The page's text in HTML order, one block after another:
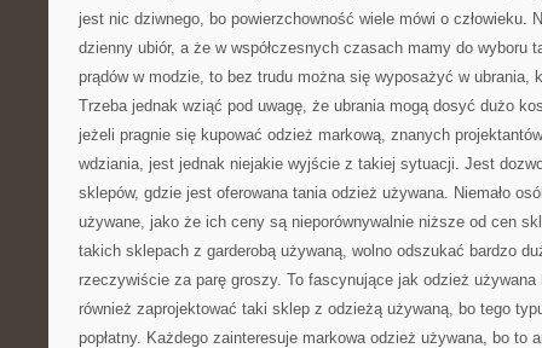
jest nic dziwnego, bo powierzchowność wiele mówi o człowieku.
dzienny ubiór, a że w współczesnych czasach mamy do wyboru
prądów w modzie, to bez trudu można się wyposażyć w ubrania,
Trzeba jednak wziąć pod uwagę, że ubrania mogą dosyć dużo
jeżeli pragnie się kupować odzież markową, znanych
wdziania, jest jednak niejakie wyjście z takiej sytuacji. Jest
sklepów, gdzie jest oferowana tania odzież używana. Niemało
używane, jako że ich ceny są nieporównywalnie niższe od cen
takich sklepach z garderobą używaną, wolno odszukać bardzo
rzeczywiście za parę groszy. To fascynujące jak odzież
również zaprojektować taki sklep z odzieżą używaną, bo tego
popłatny. Każdego zainteresuje markowa odzież używana, bo to